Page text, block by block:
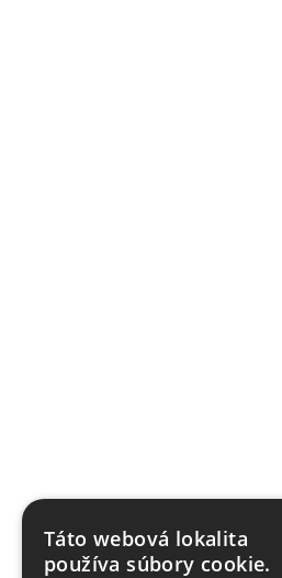
Táto webová lokalita
používa súbory cookie.